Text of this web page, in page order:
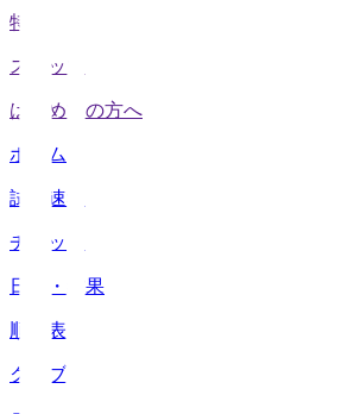
特集
スタッツ
はじめての方へ
ホーム
試合速報
チケット
日程・結果
順位表
クラブ